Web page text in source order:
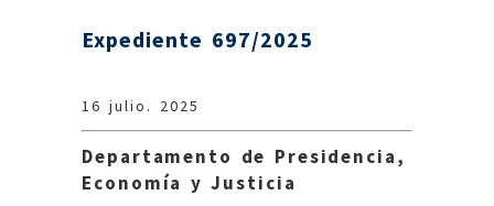
Expediente 697/2025
16 julio. 2025
Departamento de Presidencia,
Economía y Justicia